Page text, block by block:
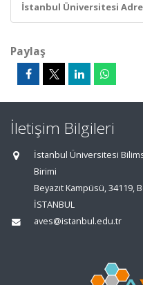
İstanbul Üniversitesi
Paylaş
İletişim Bilgileri
İstanbul Üniversitesi
Birimi
Beyazıt Kampüsü, 34119,
İSTANBUL
aves@istanbul.edu.tr